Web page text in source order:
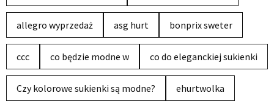
allegro wyprzedaż asg hurt bonprix sweter
ccc co będzie modne w co do eleganckiej sukienki
Czy kolorowe sukienki są modne? ehurtwolka